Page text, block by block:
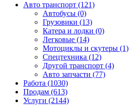
Авто транспорт (121)
Автобусы (0)
Грузовики (13)
Катера и лодки (0)
Легковые (14)
Мотоциклы и скутеры (1)
Спецтехника (12)
Другой транспорт (4)
Авто запчасти (77)
Работа (1030)
Продам (613)
Услуги (2144)